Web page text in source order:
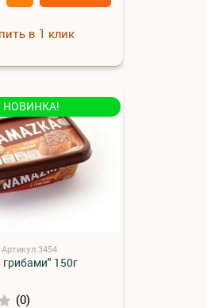
в 1 клик
НОВИНКА!
Артикул:3454
150г
(0)